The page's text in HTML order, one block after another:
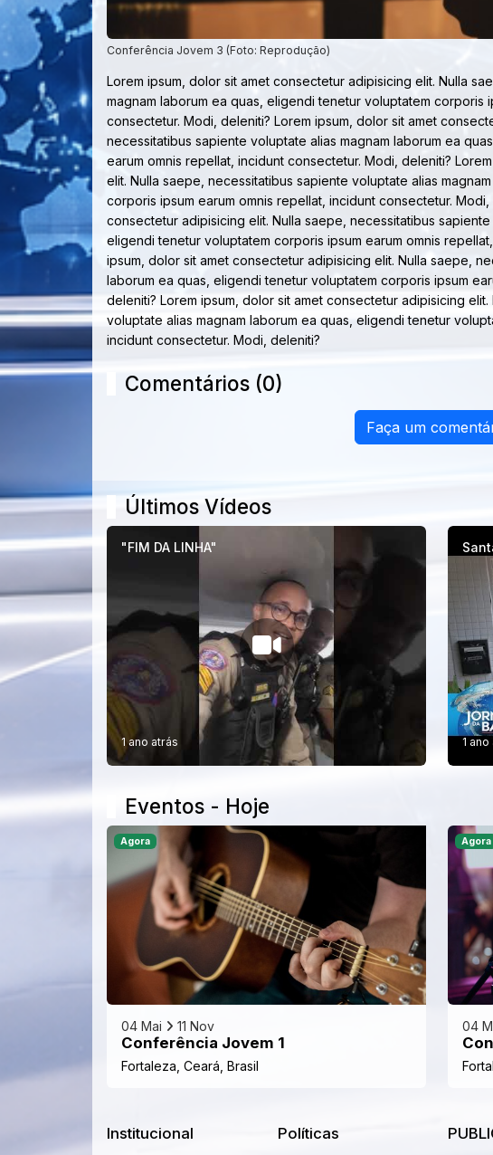
Conferência Jovem 3 (Foto: Reprodução)
Lorem ipsum, dolor sit amet consectetur adipisicing elit. Nulla
magnam laborum ea quas, eligendi tenetur voluptatem corporis
consectetur. Modi, deleniti? Lorem ipsum, dolor sit amet
necessitatibus sapiente voluptate alias magnam laborum ea
earum omnis repellat, incidunt consectetur. Modi, deleniti?
elit. Nulla saepe, necessitatibus sapiente voluptate alias
corporis ipsum earum omnis repellat, incidunt consectetur.
consectetur adipisicing elit. Nulla saepe, necessitatibus
eligendi tenetur voluptatem corporis ipsum earum omnis
ipsum, dolor sit amet consectetur adipisicing elit. Nulla saepe,
laborum ea quas, eligendi tenetur voluptatem corporis ipsum
deleniti? Lorem ipsum, dolor sit amet consectetur adipisicing
voluptate alias magnam laborum ea quas, eligendi tenetur
incidunt consectetur. Modi, deleniti?
Comentários (0)
Faça um
Últimos Vídeos
"FIM DA LINHA"
1 ano atrás 1
Eventos - Hoje
04 Mai 11 Nov
Conferência Jovem 1
Fortaleza, Ceará, Brasil
Agora
04
Agora
Institucional Políticas